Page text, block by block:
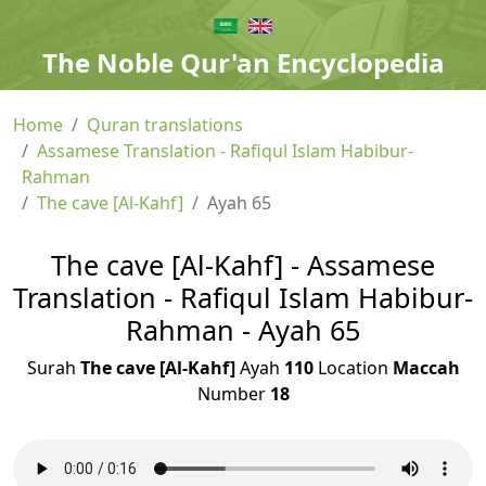
The Noble Qur'an Encyclopedia
Home
Quran translations
Assamese Translation - Rafiqul Islam Habibur-
Rahman
The cave [Al-Kahf]
Ayah 65
The cave [Al-Kahf] - Assamese
Translation - Rafiqul Islam Habibur-
Rahman - Ayah 65
Surah The cave [Al-Kahf]Ayah 110Location Maccah
Number 18